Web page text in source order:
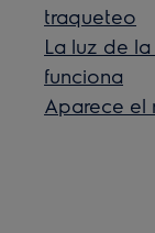
traqueteo
La luz de
funciona
Aparece el